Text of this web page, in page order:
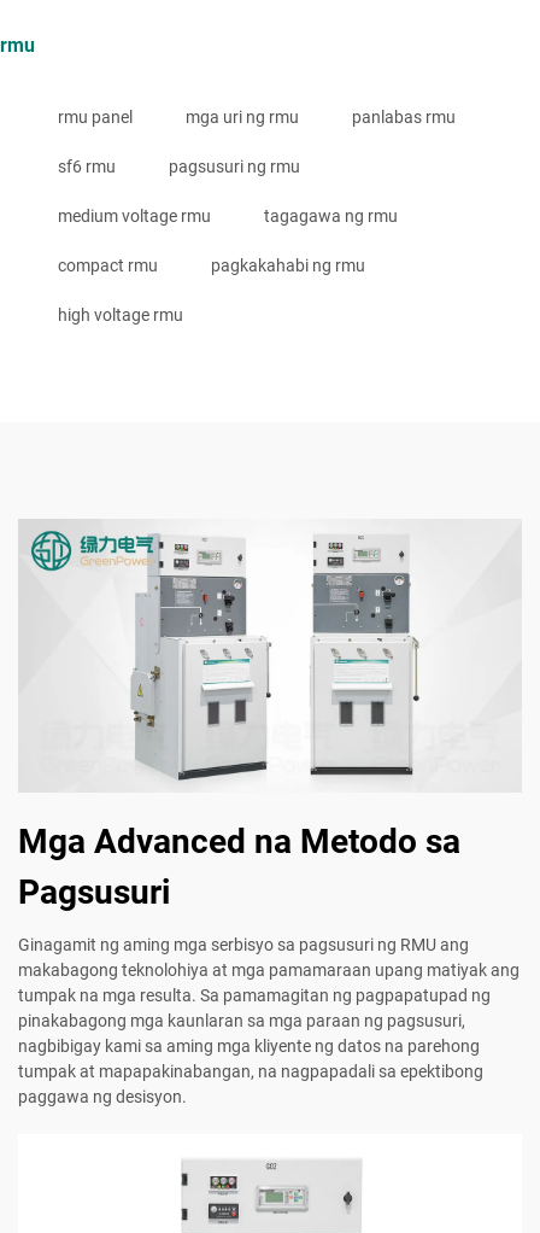
rmu
rmu panel mga uri ng rmu panlabas rmu
sf6 rmu pagsusuri ng rmu
medium voltage rmu tagagawa ng rmu
compact rmu pagkakahabi ng rmu
high voltage rmu
Mga Advanced na Metodo sa
Pagsusuri
Ginagamit ng aming mga serbisyo sa pagsusuri ng RMU ang
makabagong teknolohiya at mga pamamaraan upang matiyak ang
tumpak na mga resulta. Sa pamamagitan ng pagpapatupad ng
pinakabagong mga kaunlaran sa mga paraan ng pagsusuri,
nagbibigay kami sa aming mga kliyente ng datos na parehong
tumpak at mapapakinabangan, na nagpapadali sa epektibong
paggawa ng desisyon.